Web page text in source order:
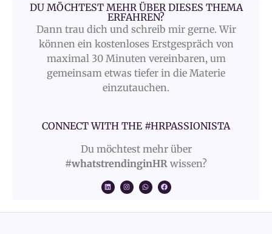
DU MÖCHTEST MEHR ÜBER DIESES THEMA
ERFAHREN?
Dann trau dich und schreib mir gerne. Wir
können ein kostenloses Erstgespräch von
maximal 30 Minuten vereinbaren, um
gemeinsam etwas tiefer in die Materie
einzutauchen.
CONNECT WITH THE #HRPASSIONISTA
Du möchtest mehr über
#whatstrendinginHR wissen?